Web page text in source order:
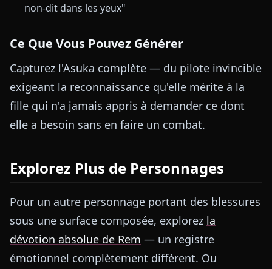
non-dit dans les yeux"
Ce Que Vous Pouvez Générer
Capturez l'Asuka complète — du pilote invincible
exigeant la reconnaissance qu'elle mérite à la
fille qui n'a jamais appris à demander ce dont
elle a besoin sans en faire un combat.
Explorez Plus de Personnages
Pour un autre personnage portant des blessures
sous une surface composée, explorez la
dévotion absolue de Rem — un registre
émotionnel complètement différent. Ou